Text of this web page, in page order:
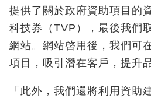
提供了關於政府資助項目的
科技券（ TVP ），最後我們
網站。網站啓用後，我們可
項目，吸引潛在客戶，提升
「此外，我們還將利用資助